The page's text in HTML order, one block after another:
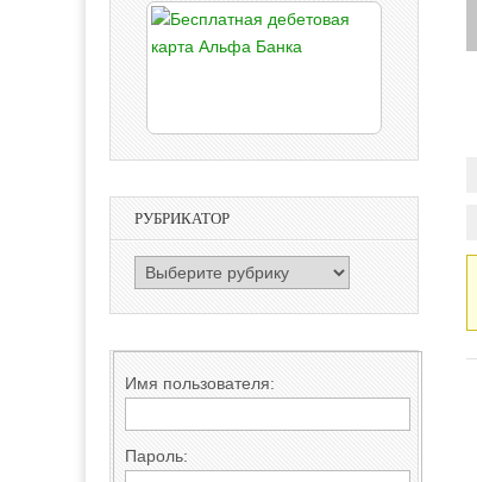
РУБРИКАТОР
РУБРИКАТОР
Имя пользователя:
Пароль: